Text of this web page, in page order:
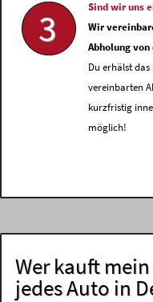
3
Sind wir uns
Wir
Abholung
Du erhälst
vereinbarten
kurzfristig
möglich!
Wer kauft
jedes Auto in